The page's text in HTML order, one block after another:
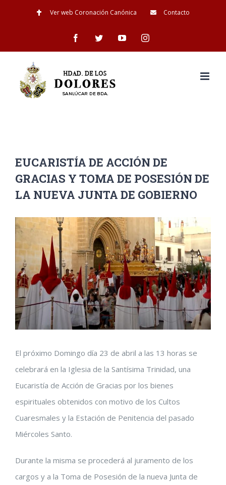
Ver web Coronación Canónica Contacto
FacebookTwitterYouTubeInstagram
EUCARISTÍA DE ACCIÓN DE
GRACIAS Y TOMA DE POSESIÓN DE
LA NUEVA JUNTA DE GOBIERNO
Ver
imagen
más
grande
El próximo Domingo día 23 de abril a las 13 horas se
celebrará en la Iglesia de la Santísima Trinidad, una
Eucaristía de Acción de Gracias por los bienes
espirituales obtenidos con motivo de los Cultos
Cuaresmales y la Estación de Penitencia del pasado
Miércoles Santo.
Durante la misma se procederá al juramento de los
cargos y a la Toma de Posesión de la nueva Junta de